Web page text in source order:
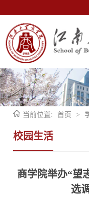
当前位置: 首页 >
校园生活
商学院举办“望
选